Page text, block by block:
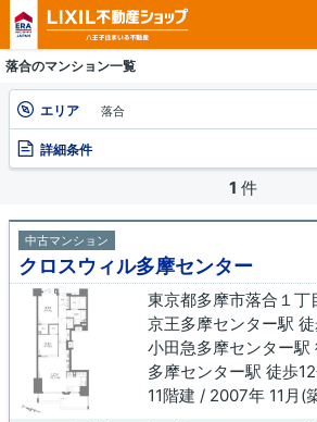
落合のマンション一覧
エリア 落合
詳細条件
1 件
中古マンション
クロスウィル多摩センター
東京都多摩市落合１丁
京王多摩センター駅
小田急多摩センター駅
多摩センター駅 徒歩
11階建 / 2007年 11月(